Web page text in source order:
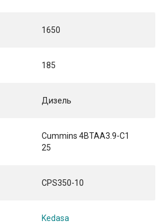
1650
185
Дизель
Cummins 4BTAA3.9-C1
25
CPS350-10
Kedasa